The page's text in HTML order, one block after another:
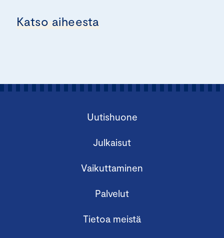
Katso aiheesta
Uutishuone
Julkaisut
Vaikuttaminen
Palvelut
Tietoa meistä